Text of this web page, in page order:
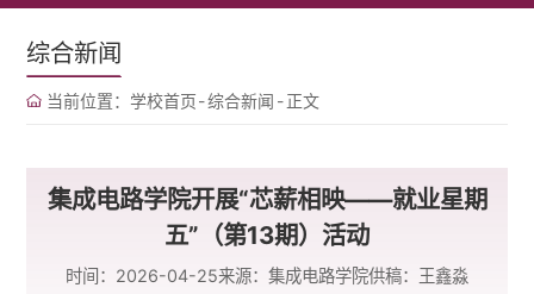
综合新闻
当前位置： 学校首页-综合新闻 -正文
集成电路学院开展“芯薪相映——就业星期
五”（第13期）活动
时间：2026-04-25来源：集成电路学院供稿：王鑫淼